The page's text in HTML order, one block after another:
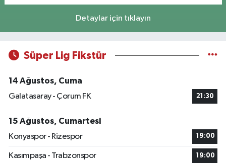
Detaylar için tıklayın
Süper Lig Fikstür
14 Ağustos, Cuma
Galatasaray - Çorum FK
21:30
15 Ağustos, Cumartesi
Konyaspor - Rizespor
19:00
Kasımpaşa - Trabzonspor 19:00